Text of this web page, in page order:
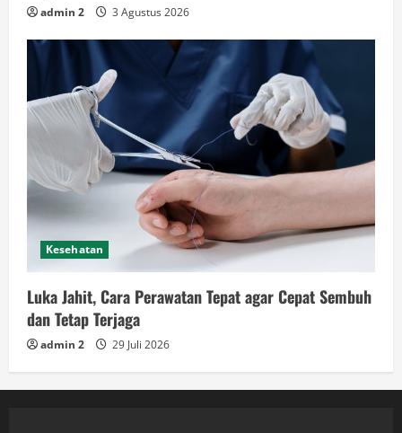
admin 2 3 Agustus 2026
Kesehatan
Luka Jahit, Cara Perawatan Tepat agar Cepat Sembuh
dan Tetap Terjaga
admin 2 29 Juli 2026